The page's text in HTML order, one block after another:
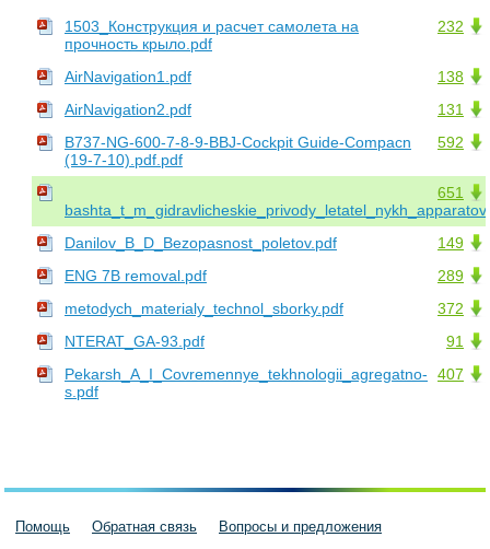
232
1503_Конструкция и расчет самолета на
прочность крыло.pdf
138
AirNavigation1.pdf
131
AirNavigation2.pdf
592
B737-NG-600-7-8-9-BBJ-Cockpit Guide-Compacn
(19-7-10).pdf.pdf
651
149
Danilov_B_D_Bezopasnost_poletov.pdf
289
ENG 7B removal.pdf
372
metodych_materialy_technol_sborky.pdf
91
NTERAT_GA-93.pdf
407
Pekarsh_A_I_Covremennye_tekhnologii_agregatno-
s.pdf
Помощь Обратная связь Вопросы и предложения